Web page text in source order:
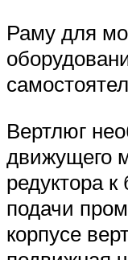
Раму для
Вертлюг
движущего
редуктора
подачи
корпусе